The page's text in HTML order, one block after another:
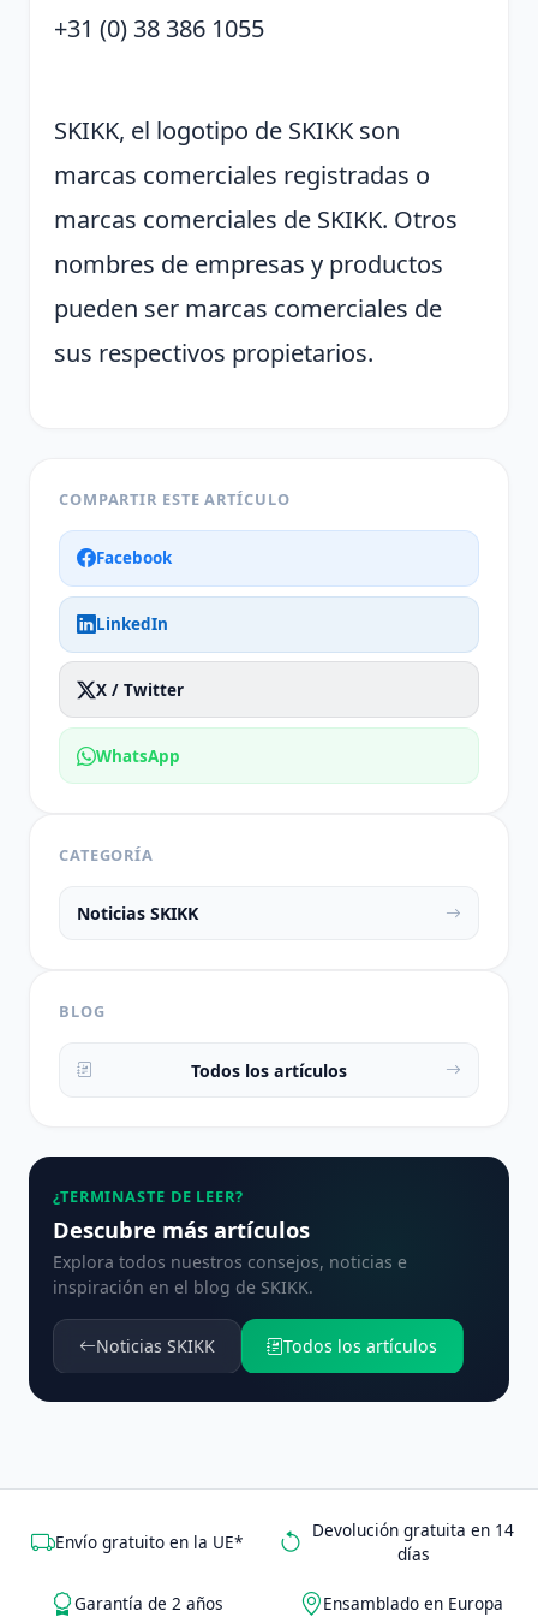
+31 (0) 38 386 1055
SKIKK, el logotipo de SKIKK son
marcas comerciales registradas o
marcas comerciales de SKIKK. Otros
nombres de empresas y productos
pueden ser marcas comerciales de
sus respectivos propietarios.
COMPARTIR ESTE ARTÍCULO
Facebook
LinkedIn
X / Twitter
WhatsApp
CATEGORÍA
Noticias SKIKK
BLOG
Todos los artículos
¿TERMINASTE DE LEER?
Descubre más artículos
Explora todos nuestros consejos, noticias e
inspiración en el blog de SKIKK.
Noticias SKIKK Todos los artículos
Envío gratuito en la UE*
Devolución gratuita en 14
días
Garantía de 2 años Ensamblado en Europa